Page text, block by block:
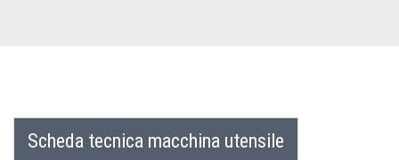
Scheda tecnica macchina utensile